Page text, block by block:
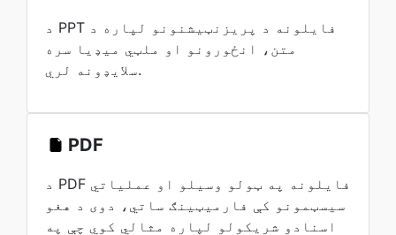
د PPT فایلونه د پریزنټیشنونو لپاره د
متن، انځورونو او ملټي میډیا سره
سلایډونه لري.
PDF
د PDF فایلونه په ټولو وسیلو او عملیاتي
سیسټمونو کې فارمیټینګ ساتي، دوی د هغو
اسنادو شریکولو لپاره مثالي کوي چې په